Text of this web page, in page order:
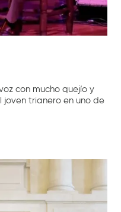
con mucho quejío y
trianero en uno de